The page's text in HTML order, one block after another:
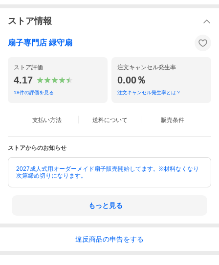
生産国(仕立
て)：
生地色：
白 色
備考：
外箱：化粧箱入り
ストア情報
扇子専門店 緑守扇
ストア評価
4.17
18件の評価を見る
注文キャンセル発生率
0.00％
注文キャンセル発生率とは？
支払い方法 送料について 販売条件
ストアからのお知らせ
2027成人式用オーダーメイド扇子販売開始してます。※材料なくなり
次第締め切りになります。
もっと見る
違反商品の申告をする